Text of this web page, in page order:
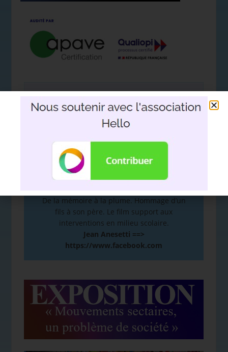
Nous soutenir avec l'association
Hello
De la mémoire à la plume. Hommage d’un
fils à son père. Le film support aux
interventions en milieu scolaire.
Jean Anesetti ==>
https://www.facebook.com